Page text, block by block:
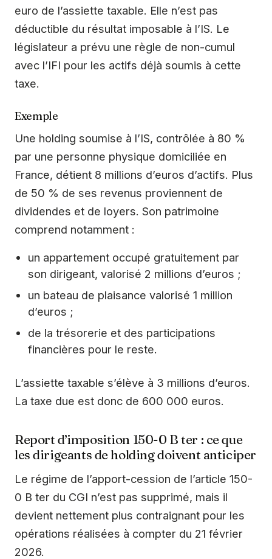
euro de l’assiette taxable. Elle n’est pas
déductible du résultat imposable à l’IS. Le
législateur a prévu une règle de non-cumul
avec l’IFI pour les actifs déjà soumis à cette
taxe.
Exemple
Une holding soumise à l’IS, contrôlée à 80 %
par une personne physique domiciliée en
France, détient 8 millions d’euros d’actifs. Plus
de 50 % de ses revenus proviennent de
dividendes et de loyers. Son patrimoine
comprend notamment :
un appartement occupé gratuitement par
son dirigeant, valorisé 2 millions d’euros ;
un bateau de plaisance valorisé 1 million
d’euros ;
de la trésorerie et des participations
financières pour le reste.
L’assiette taxable s’élève à 3 millions d’euros.
La taxe due est donc de 600 000 euros.
Report d’imposition 150-0 B ter : ce que
les dirigeants de holding doivent anticiper
Le régime de l’apport-cession de l’article 150-
0 B ter du CGI n’est pas supprimé, mais il
devient nettement plus contraignant pour les
opérations réalisées à compter du 21 février
2026.